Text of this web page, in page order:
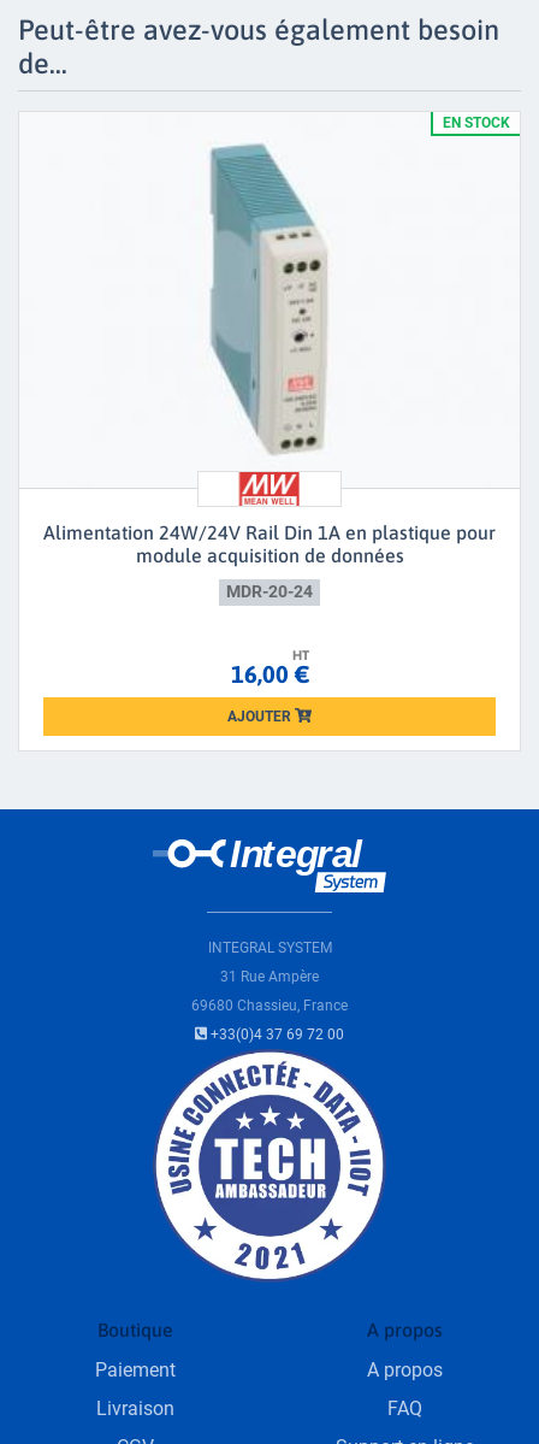
Peut-être avez-vous également besoin
de...
EN STOCK
Alimentation 24W/24V Rail Din 1A en plastique pour
module acquisition de données
MDR-20-24
HT
16,00 €
AJOUTER
Loading...
INTEGRAL SYSTEM
31 Rue Ampère
69680 Chassieu, France
+33(0)4 37 69 72 00
Boutique
Paiement
Livraison
A propos
A propos
FAQ